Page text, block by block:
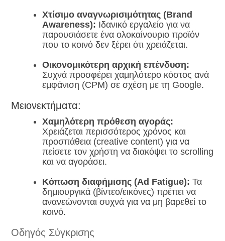
Χτίσιμο αναγνωρισιμότητας (Brand
Awareness): Ιδανικό εργαλείο για να
παρουσιάσετε ένα ολοκαίνουριο προϊόν
που το κοινό δεν ξέρει ότι χρειάζεται.
Οικονομικότερη αρχική επένδυση:
Συχνά προσφέρει χαμηλότερο κόστος ανά
εμφάνιση (CPM) σε σχέση με τη Google.
Μειονεκτήματα:
Χαμηλότερη πρόθεση αγοράς:
Χρειάζεται περισσότερος χρόνος και
προσπάθεια (creative content) για να
πείσετε τον χρήστη να διακόψει το scrolling
και να αγοράσει.
Κόπωση διαφήμισης (Ad Fatigue): Τα
δημιουργικά (βίντεο/εικόνες) πρέπει να
ανανεώνονται συχνά για να μη βαρεθεί το
κοινό.
Οδηγός Σύγκρισης